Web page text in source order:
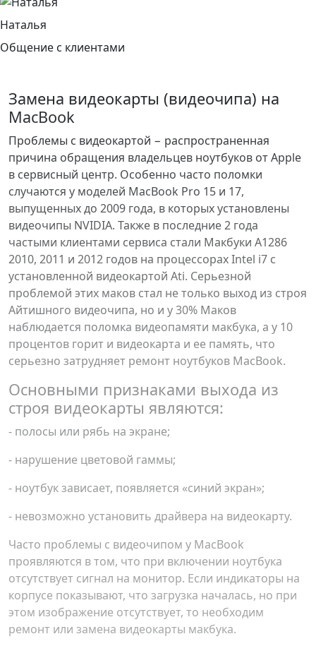
Наталья
Общение с клиентами
Замена видеокарты (видеочипа) на
MacBook
Проблемы с видеокартой − распространенная
причина обращения владельцев ноутбуков от Apple
в сервисный центр. Особенно часто поломки
случаются у моделей MacBook Pro 15 и 17,
выпущенных до 2009 года, в которых установлены
видеочипы NVIDIA. Также в последние 2 года
частыми клиентами сервиса стали Макбуки A1286
2010, 2011 и 2012 годов на процессорах Intel i7 с
установленной видеокартой Ati. Серьезной
проблемой этих маков стал не только выход из строя
Айтишного видеочипа, но и у 30% Маков
наблюдается поломка видеопамяти макбука, а у 10
процентов горит и видеокарта и ее память, что
серьезно затрудняет ремонт ноутбуков MacBook.
Основными признаками выхода из
строя видеокарты являются:
- полосы или рябь на экране;
- нарушение цветовой гаммы;
- ноутбук зависает, появляется «синий экран»;
- невозможно установить драйвера на видеокарту.
Часто проблемы с видеочипом у MacBook
проявляются в том, что при включении ноутбука
отсутствует сигнал на монитор. Если индикаторы на
корпусе показывают, что загрузка началась, но при
этом изображение отсутствует, то необходим
ремонт или замена видеокарты макбука.